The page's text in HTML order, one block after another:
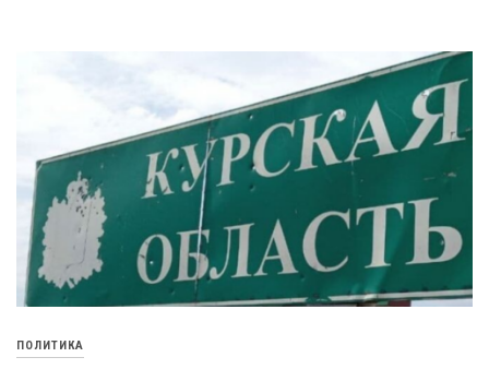
ПОЛИТИКА